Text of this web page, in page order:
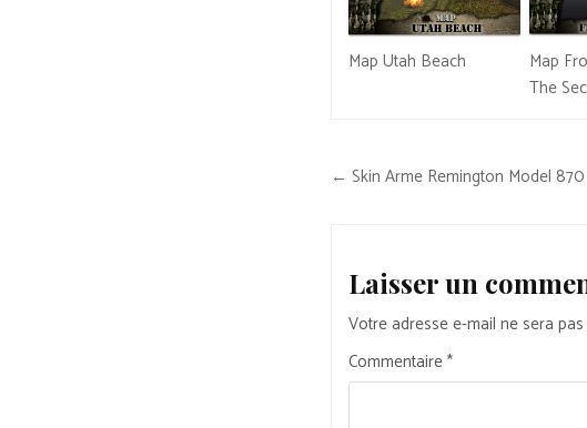
Map Utah Beach
Map
The
Navigation
← Skin Arme Remington Model 870
Laisser un
Votre adresse e-mail ne sera
Commentaire*